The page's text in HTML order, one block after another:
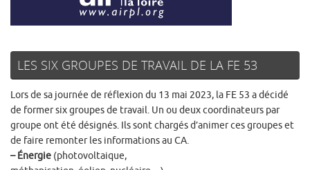
LES SIX GROUPES DE TRAVAIL DE LA FE 53
Lors de sa journée de réflexion du 13 mai 2023, la FE 53 a décidé
de former six groupes de travail. Un ou deux coordinateurs par
groupe ont été désignés. Ils sont chargés d’animer ces groupes et
de faire remonter les informations au CA.
– Énergie (photovoltaique,